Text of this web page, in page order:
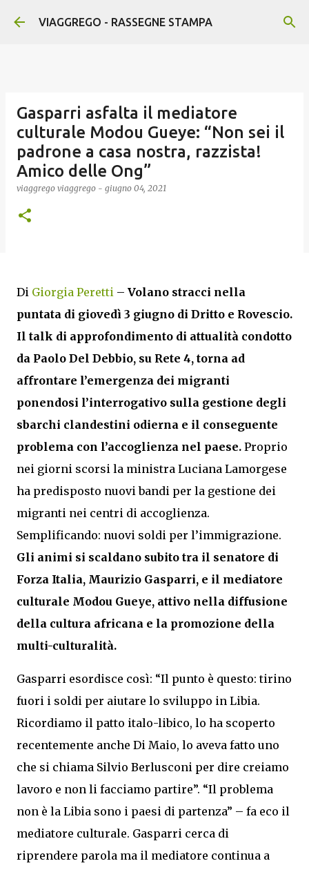
Passa ai contenuti principali
VIAGGREGO - RASSEGNE STAMPA
Gasparri asfalta il mediatore
culturale Modou Gueye: “Non sei il
padrone a casa nostra, razzista!
Amico delle Ong”
viaggrego viaggrego - giugno 04, 2021
Di Giorgia Peretti – Volano stracci nella
puntata di giovedì 3 giugno di Dritto e Rovescio.
Il talk di approfondimento di attualità condotto
da Paolo Del Debbio, su Rete 4, torna ad
affrontare l’emergenza dei migranti
ponendosi l’interrogativo sulla gestione degli
sbarchi clandestini odierna e il conseguente
problema con l’accoglienza nel paese. Proprio
nei giorni scorsi la ministra Luciana Lamorgese
ha predisposto nuovi bandi per la gestione dei
migranti nei centri di accoglienza.
Semplificando: nuovi soldi per l’immigrazione.
Gli animi si scaldano subito tra il senatore di
Forza Italia, Maurizio Gasparri, e il mediatore
culturale Modou Gueye, attivo nella diffusione
della cultura africana e la promozione della
multi-culturalità.
Gasparri esordisce così: “Il punto è questo: tirino
fuori i soldi per aiutare lo sviluppo in Libia.
Ricordiamo il patto italo-libico, lo ha scoperto
recentemente anche Di Maio, lo aveva fatto uno
che si chiama Silvio Berlusconi per dire creiamo
lavoro e non li facciamo partire”. “Il problema
non è la Libia sono i paesi di partenza” – fa eco il
mediatore culturale. Gasparri cerca di
riprendere parola ma il mediatore continua a